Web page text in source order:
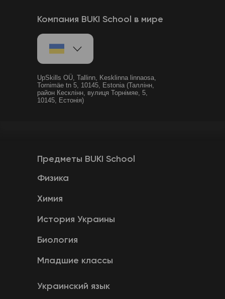
Компания BUKI School в мире
UpSkills OÜ, Tallinn, Kesklinna linnaosa,
Tornimäe tn 5, 10145, Estonia (Таллінн,
район Кесклінн, вулиця Торнімяе, 5,
10145, Естонія)
Предметы BUKI School
Физика
Химия
История Украины
Биология
Младшие классы
Украинский язык